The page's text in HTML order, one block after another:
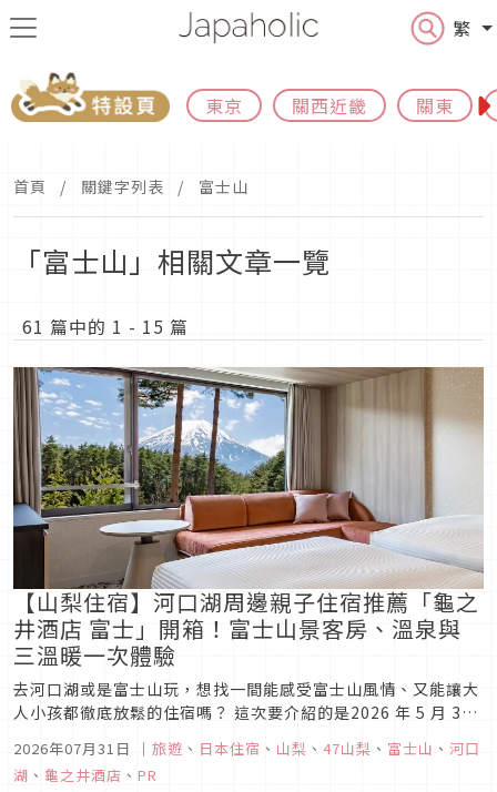
繁
東京 關西近畿 關東
首頁 關鍵字列表 富士山
「富士山」相關文章一覽
61 篇中的 1 - 15 篇
【山梨住宿】河口湖周邊親子住宿推薦「龜之
井酒店 富士」開箱！富士山景客房、溫泉與
三溫暖一次體驗
去河口湖或是富士山玩，想找一間能感受富士山風情、又能讓大
人小孩都徹底放鬆的住宿嗎？ 這次要介紹的是2026 年 5 月 30
市，坐落在富士山森林環繞的安靜環境中，從河口湖IC或富士吉
田IC開車約5分鐘即可抵達。
2026年07月31日 ｜ 旅遊 、 日本住宿 、 山梨 、 47山梨 、 富士山 、 河口
湖 、 龜之井酒店 、 PR